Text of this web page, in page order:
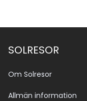
SOLRESOR
Om Solresor
Allmän information